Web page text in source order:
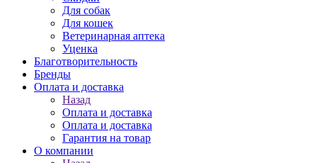
Для собак
Для кошек
Ветеринарная аптека
Уценка
Благотворительность
Бренды
Оплата и доставка
Назад
Оплата и доставка
Оплата и доставка
Гарантия на товар
О компании